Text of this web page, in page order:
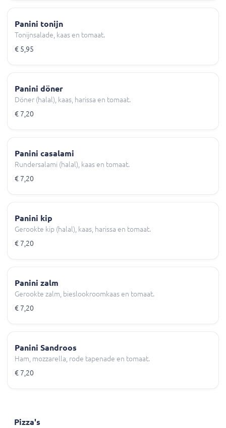
Panini tonijn
Tonijnsalade, kaas en tomaat.
€ 5,95
Panini döner
Döner (halal), kaas, harissa en tomaat.
€ 7,20
Panini casalami
Rundersalami (halal), kaas en tomaat.
€ 7,20
Panini kip
Gerookte kip (halal), kaas, harissa en tomaat.
€ 7,20
Panini zalm
Gerookte zalm, bieslookroomkaas en tomaat.
€ 7,20
Panini Sandroos
Ham, mozzarella, rode tapenade en tomaat.
€ 7,20
Pizza's